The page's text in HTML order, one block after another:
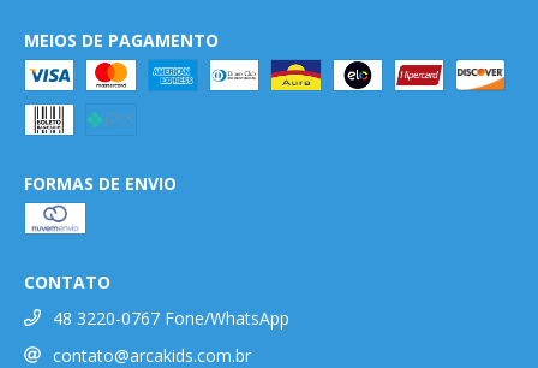
MEIOS DE PAGAMENTO
FORMAS DE ENVIO
CONTATO
48 3220-0767 Fone/WhatsApp
contato@arcakids.com.br